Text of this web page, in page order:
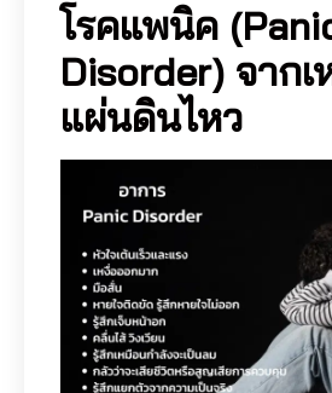
โรคแพนิค
Disorder) จาก
แผ่นดินไหว